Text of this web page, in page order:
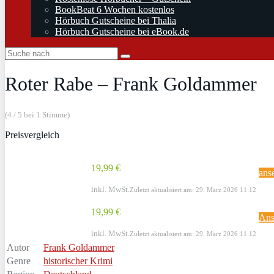
BookBeat 6 Wochen kostenlos
Hörbuch Gutscheine bei Thalia
Hörbuch Gutscheine bei eBook.de
Roter Rabe – Frank Goldammer
(4 / 5 bei 1 Stimme)
Preisvergleich
19,99 €
inkl. MwSt. Zuletzt aktualisiert am: 29. März 2026 11:12
19,99 €
inkl. MwSt. Zuletzt aktualisiert am: 29. März 2026 11:12
Autor
Frank Goldammer
Genre
historischer Krimi